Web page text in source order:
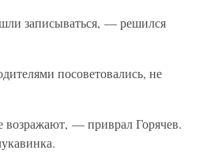
записываться, — решился
посоветовались, не
— приврал Горячев.